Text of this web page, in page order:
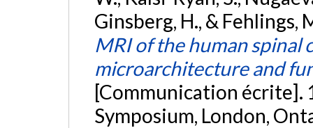
Ginsberg, H., & Fehlings,
MRI of the human spinal
microarchitecture and
[Communication
Symposium, London,